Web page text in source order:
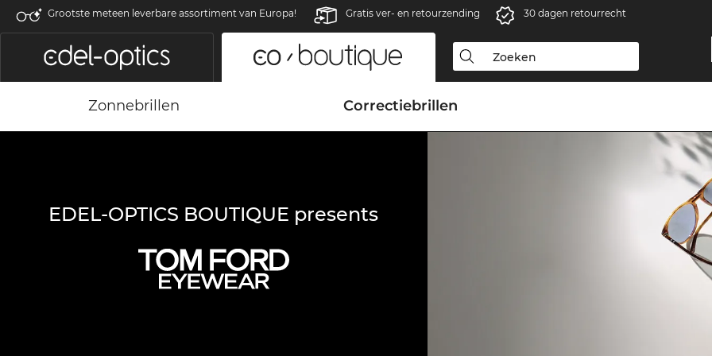
Grootste meteen leverbare assortiment van Europa! Gratis ver- en retourzending 30 dagen retourrecht
Zonnebrillen Correctiebrillen
EDEL-OPTICS BOUTIQUE presents